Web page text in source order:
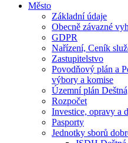
Město
Základní údaje
Obecně závazné
GDPR
Nařízení, Ceník
Zastupitelstvo
Povodňový plán a
výbory a komise
Územní plán
Rozpočet
Investice, opravy a
Pasporty
Jednotky sborů